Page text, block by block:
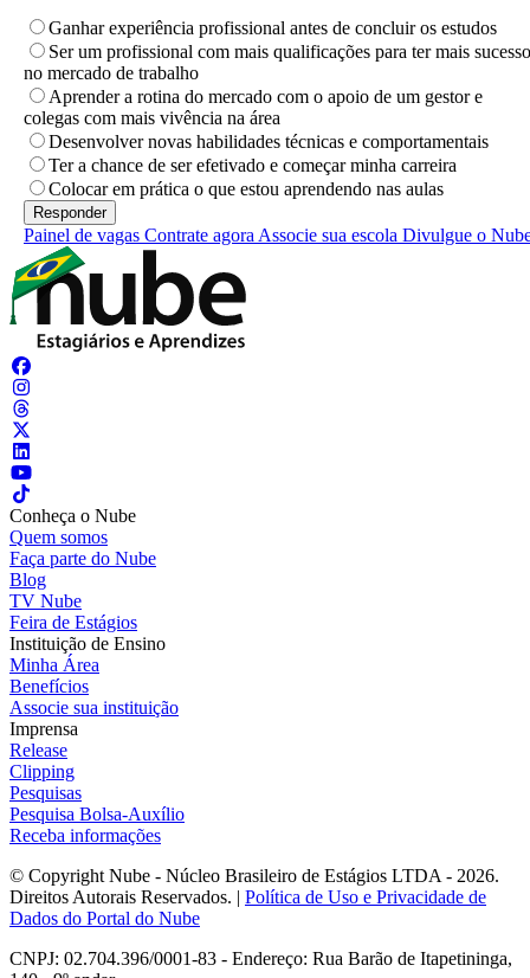
Ganhar experiência profissional antes de concluir os estudos
Ser um profissional com mais qualificações para ter mais sucesso
no mercado de trabalho
Aprender a rotina do mercado com o apoio de um gestor e
colegas com mais vivência na área
Desenvolver novas habilidades técnicas e comportamentais
Ter a chance de ser efetivado e começar minha carreira
Colocar em prática o que estou aprendendo nas aulas
Painel de vagas Contrate agora Associe sua escola Divulgue o
Conheça o Nube
Quem somos
Faça parte do Nube
Blog
TV Nube
Feira de Estágios
Instituição de Ensino
Minha Área
Benefícios
Associe sua instituição
Imprensa
Release
Clipping
Pesquisas
Pesquisa Bolsa-Auxílio
Receba informações
© Copyright Nube - Núcleo Brasileiro de Estágios LTDA - 2026.
Direitos Autorais Reservados. | Política de Uso e Privacidade de
Dados do Portal do Nube
CNPJ: 02.704.396/0001-83 - Endereço: Rua Barão de Itapetininga,